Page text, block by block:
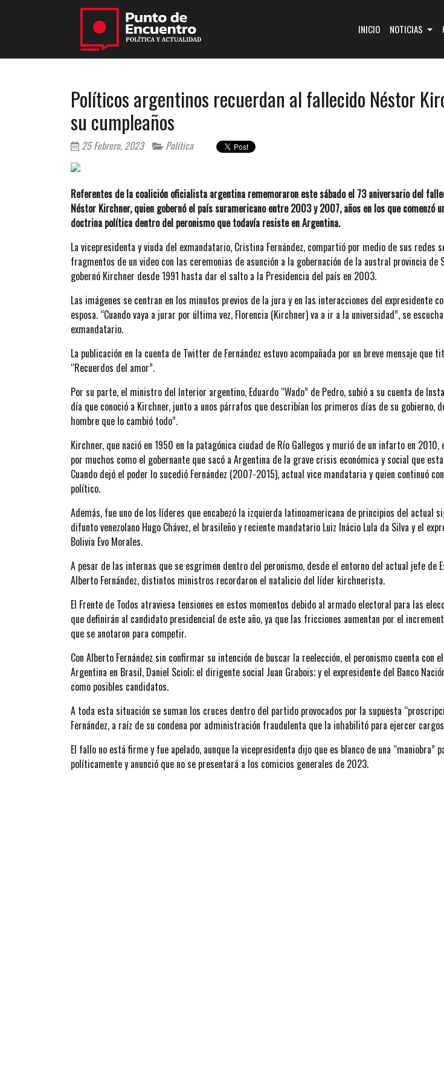
INICIO(CURRENT)
NOTICIAS
Políticos argentinos recuerdan al fallecido Néstor
su cumpleaños
25 Febrero, 2023 Política
Referentes de la coalición oficialista argentina rememoraron este sábado el 73 aniversario del
Néstor Kirchner, quien gobernó el país suramericano entre 2003 y 2007, años en los que comenzó
doctrina política dentro del peronismo que todavía resiste en Argentina.
La vicepresidenta y viuda del exmandatario, Cristina Fernández, compartió por medio de sus redes
fragmentos de un video con las ceremonias de asunción a la gobernación de la austral provincia de
gobernó Kirchner desde 1991 hasta dar el salto a la Presidencia del país en 2003.
Las imágenes se centran en los minutos previos de la jura y en las interacciones del expresidente
esposa. “Cuando vaya a jurar por última vez, Florencia (Kirchner) va a ir a la universidad”, se
exmandatario.
La publicación en la cuenta de Twitter de Fernández estuvo acompañada por un breve mensaje que
“Recuerdos del amor”.
Por su parte, el ministro del Interior argentino, Eduardo “Wado” de Pedro, subió a su cuenta de
día que conoció a Kirchner, junto a unos párrafos que describían los primeros días de su gobierno,
hombre que lo cambió todo”.
Kirchner, que nació en 1950 en la patagónica ciudad de Río Gallegos y murió de un infarto en 2010,
por muchos como el gobernante que sacó a Argentina de la grave crisis económica y social que
Cuando dejó el poder lo sucedió Fernández (2007-2015), actual vice mandataria y quien continuó
político.
Además, fue uno de los líderes que encabezó la izquierda latinoamericana de principios del actual
difunto venezolano Hugo Chávez, el brasileño y reciente mandatario Luiz Inácio Lula da Silva y el
Bolivia Evo Morales.
A pesar de las internas que se esgrimen dentro del peronismo, desde el entorno del actual jefe de
Alberto Fernández, distintos ministros recordaron el natalicio del líder kirchnerista.
El Frente de Todos atraviesa tensiones en estos momentos debido al armado electoral para las
que definirán al candidato presidencial de este año, ya que las fricciones aumentan por el
que se anotaron para competir.
Con Alberto Fernández sin confirmar su intención de buscar la reelección, el peronismo cuenta con
Argentina en Brasil, Daniel Scioli; el dirigente social Juan Grabois; y el expresidente del Banco
como posibles candidatos.
A toda esta situación se suman los cruces dentro del partido provocados por la supuesta
Fernández, a raíz de su condena por administración fraudulenta que la inhabilitó para ejercer
El fallo no está firme y fue apelado, aunque la vicepresidenta dijo que es blanco de una “maniobra”
políticamente y anunció que no se presentará a los comicios generales de 2023.